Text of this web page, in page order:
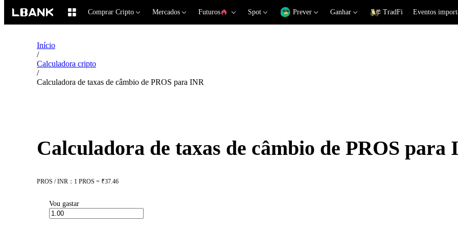
Comprar Cripto Mercados Futuros Spot Prever Ganhar TradFi Eventos
Início
/
Calculadora cripto
/
Calculadora de taxas de câmbio de PROS para INR
Calculadora de taxas de câmbio de PROS para
PROS / INR：1 PROS = ₹37.46
Vou gastar